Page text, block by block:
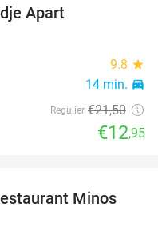
Apart
9.8 star
14 min. directions_car
Regulier €21,50
€12,95
30%
Minos